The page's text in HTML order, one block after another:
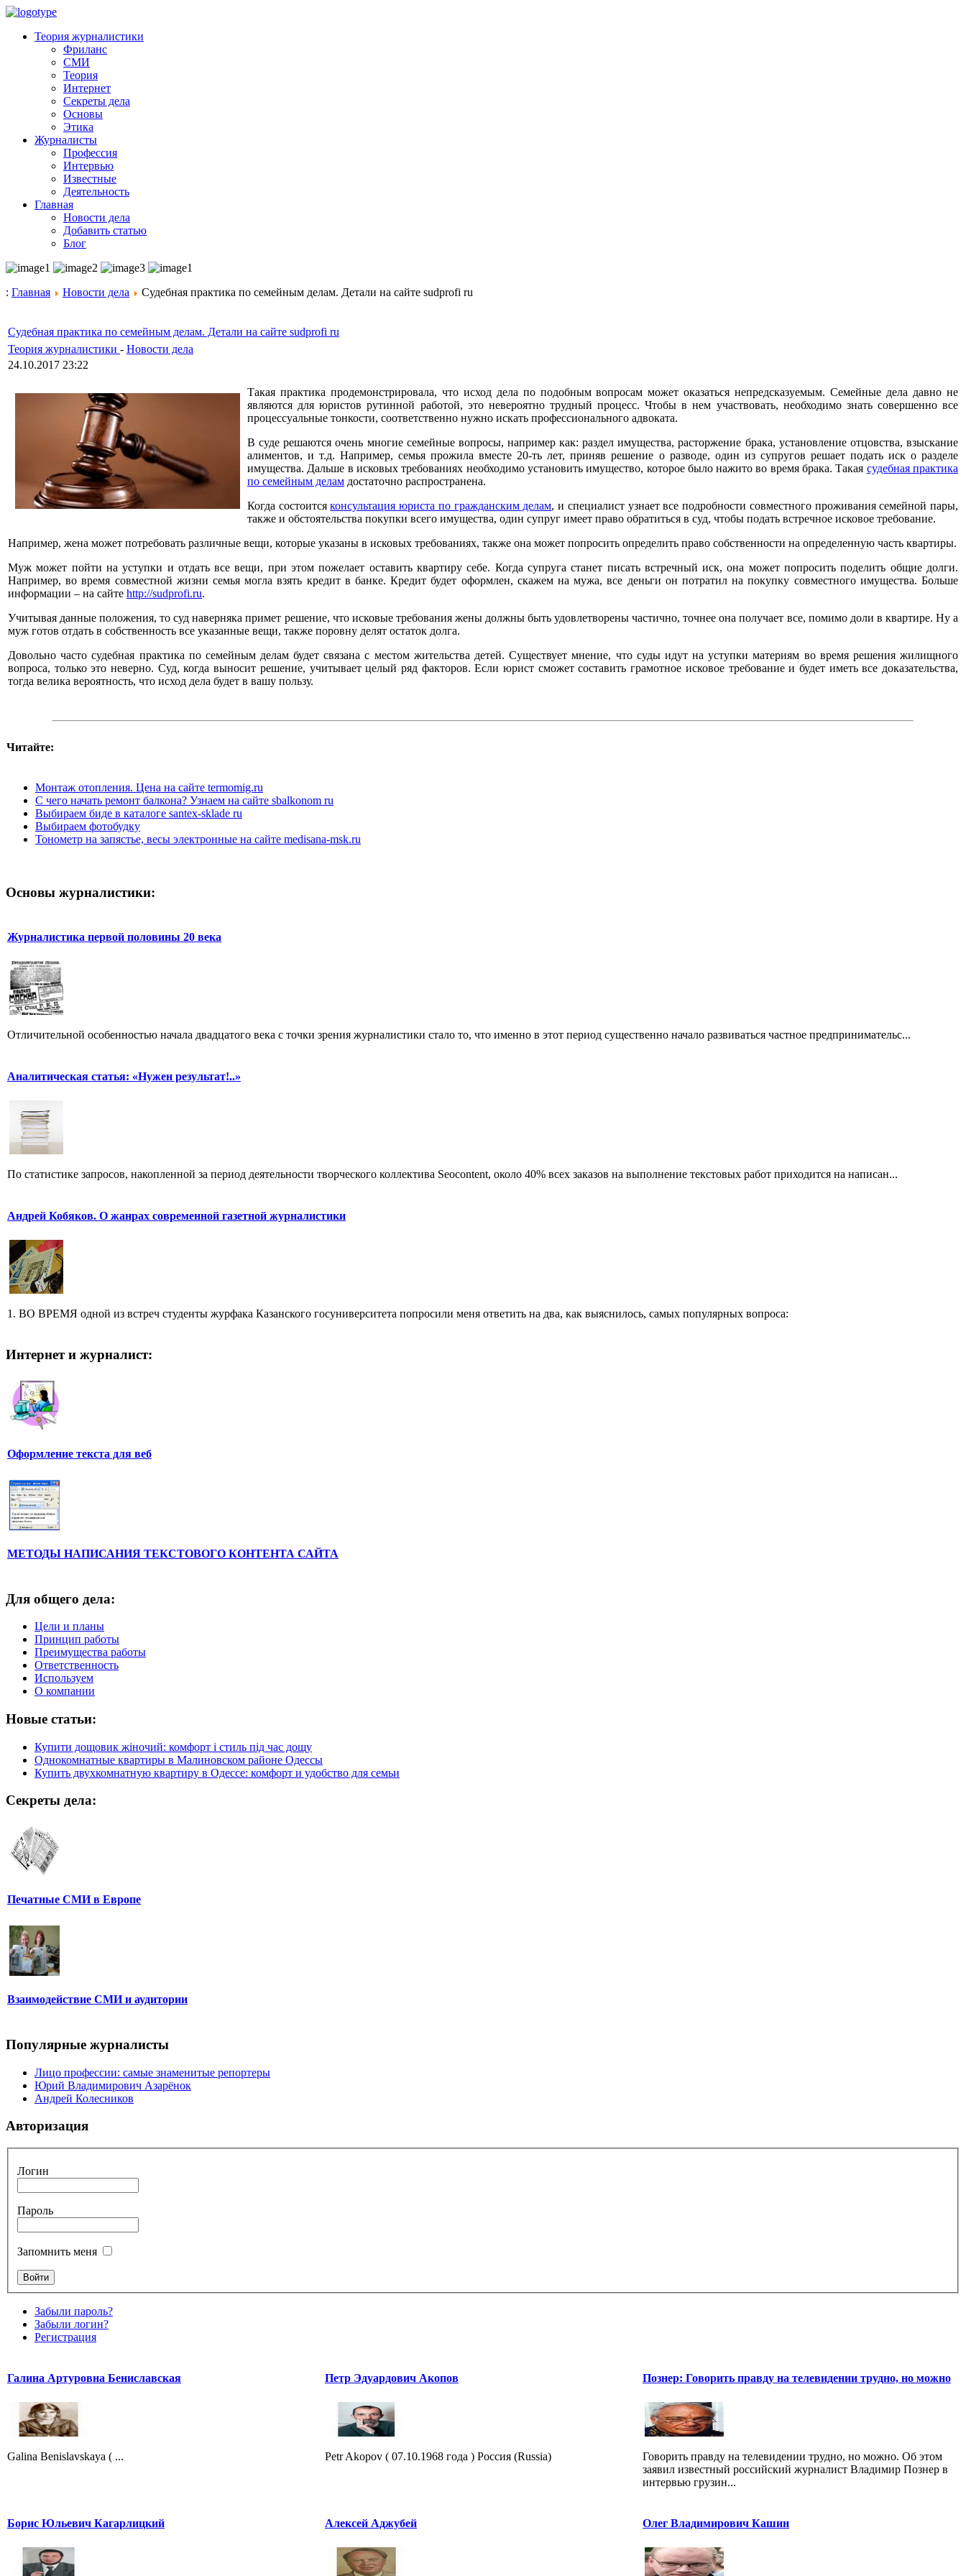
Теория журналистики
Фриланс
СМИ
Теория
Интернет
Секреты дела
Основы
Этика
Журналисты
Профессия
Интервью
Известные
Деятельность
Главная
Новости дела
Добавить статью
Блог
: Главная Новости дела Судебная практика по семейным делам. Детали на сайте sudprofi ru
Судебная практика по семейным делам. Детали на сайте sudprofi ru
Теория журналистики - Новости дела
24.10.2017 23:22
Такая практика продемонстрировала, что исход дела по подобным вопросам может оказаться непредсказуемым. Семейные дела давно не
являются для юристов рутинной работой, это невероятно трудный процесс. Чтобы в нем участвовать, необходимо знать совершенно все
процессуальные тонкости, соответственно нужно искать профессионального адвоката.
В суде решаются очень многие семейные вопросы, например как: раздел имущества, расторжение брака, установление отцовства, взыскание
алиментов, и т.д. Например, семья прожила вместе 20-ть лет, приняв решение о разводе, один из супругов решает подать иск о разделе
имущества. Дальше в исковых требованиях необходимо установить имущество, которое было нажито во время брака. Такая судебная практика
по семейным делам достаточно распространена.
Когда состоитсяконсультация юриста по гражданским делам, и специалист узнает все подробности совместного проживания семейной пары,
также и обстоятельства покупки всего имущества, один супруг имеет право обратиться в суд, чтобы подать встречное исковое требование.
Например, жена может потребовать различные вещи, которые указаны в исковых требованиях, также она может попросить определить право собственности на определенную часть квартиры.
Муж может пойти на уступки и отдать все вещи, при этом пожелает оставить квартиру себе. Когда супруга станет писать встречный иск, она может попросить поделить общие долги.
Например, во время совместной жизни семья могла взять кредит в банке. Кредит будет оформлен, скажем на мужа, все деньги он потратил на покупку совместного имущества. Больше
информации – на сайте http://sudprofi.ru.
Учитывая данные положения, то суд наверняка примет решение, что исковые требования жены должны быть удовлетворены частично, точнее она получает все, помимо доли в квартире. Ну а
муж готов отдать в собственность все указанные вещи, также поровну делят остаток долга.
Довольно часто судебная практика по семейным делам будет связана с местом жительства детей. Существует мнение, что суды идут на уступки материям во время решения жилищного
вопроса, только это неверно. Суд, когда выносит решение, учитывает целый ряд факторов. Если юрист сможет составить грамотное исковое требование и будет иметь все доказательства,
тогда велика вероятность, что исход дела будет в вашу пользу.
Читайте:
Монтаж отопления. Цена на сайте termomig.ru
С чего начать ремонт балкона? Узнаем на сайте sbalkonom ru
Выбираем биде в каталоге santex-skladе ru
Выбираем фотобудку
Тонометр на запястье, весы электронные на сайте medisana-msk.ru
Основы журналистики:
Журналистика первой половины 20 века
Отличительной особенностью начала двадцатого века с точки зрения журналистики стало то, что именно в этот период существенно начало развиваться частное предпринимательс...
Аналитическая статья: «Нужен результат!..»
По статистике запросов, накопленной за период деятельности творческого коллектива Seocontent, около 40% всех заказов на выполнение текстовых работ приходится на написан...
Андрей Кобяков. О жанрах современной газетной журналистики
1. ВО ВРЕМЯ одной из встреч студенты журфака Казанского госуниверситета попросили меня ответить на два, как выяснилось, самых популярных вопроса:
Интернет и журналист:
Оформление текста для веб
МЕТОДЫ НАПИСАНИЯ ТЕКСТОВОГО КОНТЕНТА САЙТА
Для общего дела:
Цели и планы
Принцип работы
Преимущества работы
Ответственность
Используем
О компании
Новые статьи:
Купити дощовик жіночий: комфорт і стиль під час дощу
Однокомнатные квартиры в Малиновском районе Одессы
Купить двухкомнатную квартиру в Одессе: комфорт и удобство для семьи
Секреты дела:
Печатные СМИ в Европе
Взаимодействие СМИ и аудитории
Популярные журналисты
Лицо профессии: самые знаменитые репортеры
Юрий Владимирович Азарёнок
Андрей Колесников
Авторизация
Логин
Пароль
Запомнить меня
Забыли пароль?
Забыли логин?
Регистрация
Галина Артуровна Бениславская
Galina Benislavskaya ( ...
Петр Эдуардович Акопов
Petr Akopov ( 07.10.1968 года ) Россия (Russia)
Познер: Говорить правду на телевидении трудно, но можно
Говорить правду на телевидении трудно, но можно. Об этом
заявил известный российский журналист Владимир Познер в
интервью грузин...
Борис Юльевич Кагарлицкий Алексей Аджубей Олег Владимирович Кашин